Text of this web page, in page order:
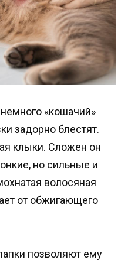
«кошачий»
задорно блестят.
клыки. Сложен он
но сильные и
волосяная
от обжигающего
позволяют ему